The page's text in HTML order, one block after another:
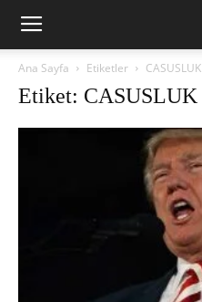
Ana Sayfa Etiketler CASUSLUK
Etiket: CASUSLUK